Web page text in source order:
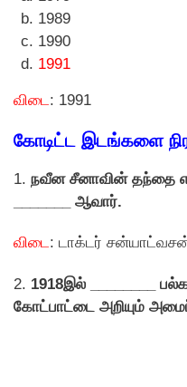
1989
1990
1991
விடை : 1991
கோடிட்ட இடங்களை
1. நவீன சீனாவின் தந்தை
_______ ஆவார்.
விடை: டாக்டர்
2. 1918இல் ________
கோட்பாட்டை அறியும்